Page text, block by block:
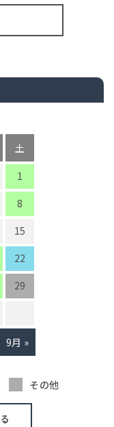
土
1
8
15
22
29
9月 »
その他